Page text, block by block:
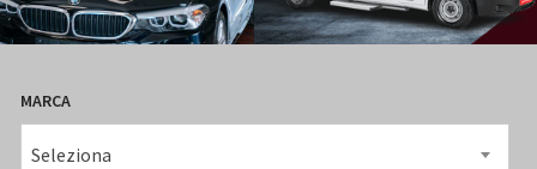
MARCA
Seleziona